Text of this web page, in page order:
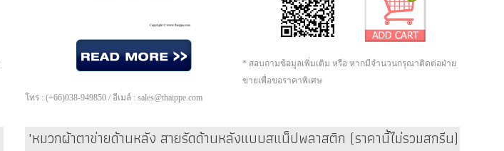
* สอบถามข้อมูลเพิ่มเติม หรือ หากมีจำนวนกรุณาติดต่อฝ่าย
ขายเพื่อขอราคาพิเศษ
โทร : (+66)038-949850 / อีเมล์ : sales@thaippe.com
'หมวกผ้าตาข่ายด้านหลัง สายรัดด้านหลังแบบสแน็ปพลาสติก (ราคานี้ไม่รวมสกรีน)